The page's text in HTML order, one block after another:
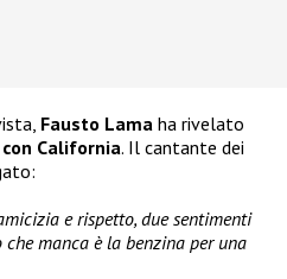
Fausto Lama ha rivelato
California. Il cantante dei
e rispetto, due sentimenti
manca è la benzina per una